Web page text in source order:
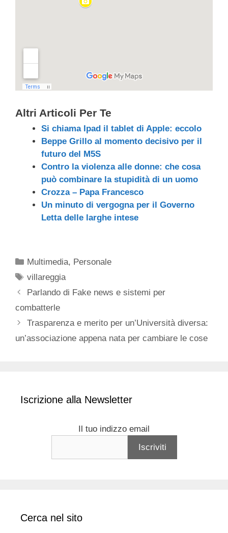
Altri Articoli Per Te
Si chiama Ipad il tablet di Apple: eccolo
Beppe Grillo al momento decisivo per il
futuro del M5S
Contro la violenza alle donne: che cosa
può combinare la stupidità di un uomo
Crozza – Papa Francesco
Un minuto di vergogna per il Governo
Letta delle larghe intese
Categorie
Multimedia, Personale
Tag
villareggia
Parlando di Fake news e sistemi per
combatterle
Trasparenza e merito per un’Università diversa:
un’associazione appena nata per cambiare le cose
Iscrizione alla Newsletter
Il tuo indizzo email
Cerca nel sito